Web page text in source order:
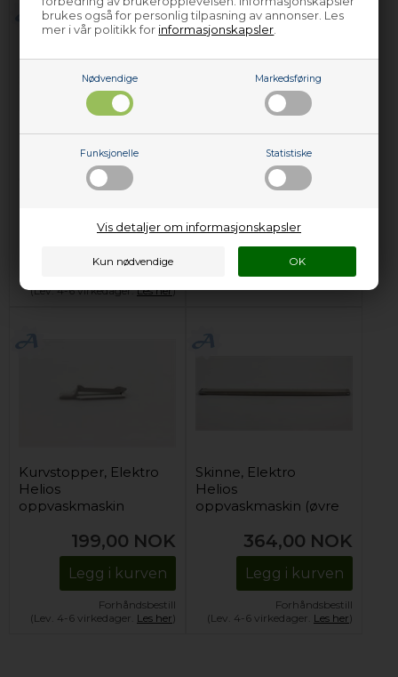
brukes også for personlig tilpasning av annonser. Les
mer i vår politikk for informasjonskapsler
Nødvendige Markedsføring
Funksjonelle Statistiske
Vis detaljer om informasjonskapsler
oppvaskmaskin (1 stk
(Lev. 4-6 virkedager.Les her)
oppvaskmaskin
Legg i kurven
På lager (Lev. 2-4 virkedager).
Kurvstopper, Elektro
Helios
oppvaskmaskin
199,00 NOK
Legg i kurven
Forhåndsbestill
(Lev. 4-6 virkedager. Les her)
Skinne, Elektro
Helios
oppvaskmaskin (øvre
364,00 NOK
Legg i kurven
Forhåndsbestill
(Lev. 4-6 virkedager. Les her)